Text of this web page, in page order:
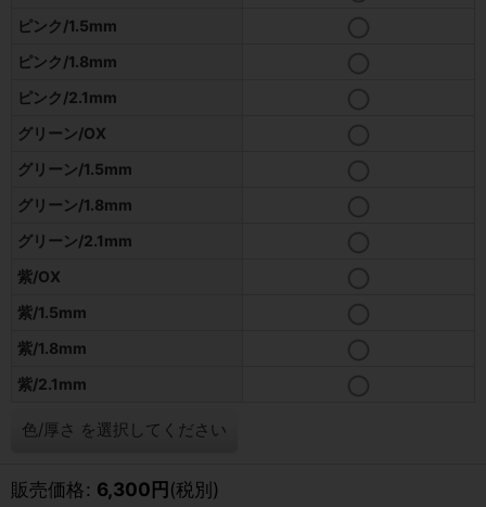
ピンク/1.5mm
ピンク/1.8mm
ピンク/2.1mm
グリーン/OX
グリーン/1.5mm
グリーン/1.8mm
グリーン/2.1mm
紫/OX
紫/1.5mm
紫/1.8mm
紫/2.1mm
色/厚さ を選択してください
販売価格: 6,300 円 (税別)